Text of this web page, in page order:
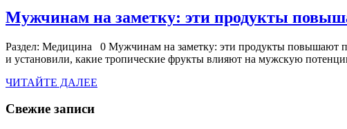
Мужчинам на заметку: эти продукты
Раздел: Медицина 0 Мужчинам на заметку: эти продукты повышают
и установили, какие тропические фрукты влияют на мужскую
ЧИТАЙТЕ ДАЛЕЕ
Свежие записи